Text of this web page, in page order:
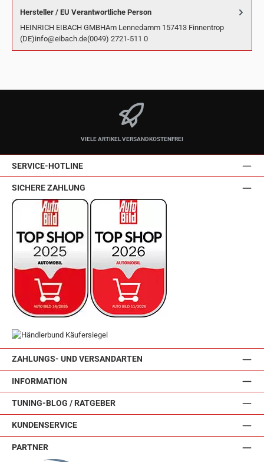
Hersteller / EU Verantwortliche Person
HEINRICH EIBACH GMBHAm Lennedamm 157413 Finnentrop
(DE)info@eibach.de(0049) 2721-511 0
VIELE ARTIKEL VERSANDKOSTENFREI
SERVICE-HOTLINE
ZAHLUNGS- UND VERSANDARTEN
INFORMATION
TUNING-BLOG / RATGEBER
KUNDENSERVICE
SICHERE ZAHLUNG
PARTNER